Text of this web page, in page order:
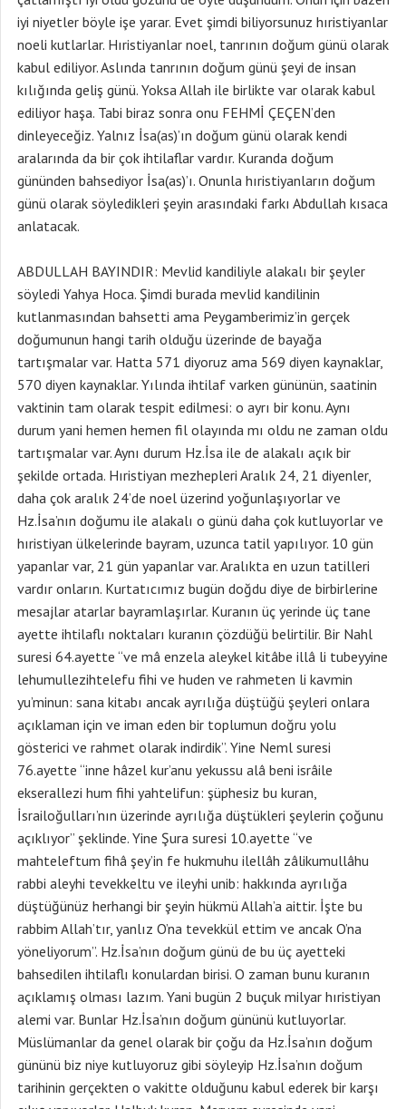
iyi niyetler böyle işe yarar. Evet şimdi biliyorsunuz hıristiyanlar
noeli kutlarlar. Hıristiyanlar noel, tanrının doğum günü olarak
kabul ediliyor. Aslında tanrının doğum günü şeyi de insan
kılığında geliş günü. Yoksa Allah ile birlikte var olarak kabul
ediliyor haşa. Tabi biraz sonra onu FEHMİ ÇEÇEN’den
dinleyeceğiz. Yalnız İsa(as)’ın doğum günü olarak kendi
aralarında da bir çok ihtilaflar vardır. Kuranda doğum
gününden bahsediyor İsa(as)’ı. Onunla hıristiyanların doğum
günü olarak söyledikleri şeyin arasındaki farkı Abdullah kısaca
anlatacak.
ABDULLAH BAYINDIR: Mevlid kandiliyle alakalı bir şeyler
söyledi Yahya Hoca. Şimdi burada mevlid kandilinin
kutlanmasından bahsetti ama Peygamberimiz’in gerçek
doğumunun hangi tarih olduğu üzerinde de bayağa
tartışmalar var. Hatta 571 diyoruz ama 569 diyen kaynaklar,
570 diyen kaynaklar. Yılında ihtilaf varken gününün, saatinin
vaktinin tam olarak tespit edilmesi: o ayrı bir konu. Aynı
durum yani hemen hemen fil olayında mı oldu ne zaman oldu
tartışmalar var. Aynı durum Hz.İsa ile de alakalı açık bir
şekilde ortada. Hıristiyan mezhepleri Aralık 24, 21 diyenler,
daha çok aralık 24’de noel üzerind yoğunlaşıyorlar ve
Hz.İsa’nın doğumu ile alakalı o günü daha çok kutluyorlar ve
hıristiyan ülkelerinde bayram, uzunca tatil yapılıyor. 10 gün
yapanlar var, 21 gün yapanlar var. Aralıkta en uzun tatilleri
vardır onların. Kurtatıcımız bugün doğdu diye de birbirlerine
mesajlar atarlar bayramlaşırlar. Kuranın üç yerinde üç tane
ayette ihtilaflı noktaları kuranın çözdüğü belirtilir. Bir Nahl
suresi 64.ayette “ve mâ enzela aleykel kitâbe illâ li tubeyyine
lehumullezihtelefu fihi ve huden ve rahmeten li kavmin
yu’minun: sana kitabı ancak ayrılığa düştüğü şeyleri onlara
açıklaman için ve iman eden bir toplumun doğru yolu
gösterici ve rahmet olarak indirdik”. Yine Neml suresi
76.ayette “inne hâzel kur’anu yekussu alâ beni isrâile
ekserallezi hum fihi yahtelifun: şüphesiz bu kuran,
İsrailoğulları’nın üzerinde ayrılığa düştükleri şeylerin çoğunu
açıklıyor” şeklinde. Yine Şura suresi 10.ayette “ve
mahteleftum fihâ şey’in fe hukmuhu ilellâh zâlikumullâhu
rabbi aleyhi tevekkeltu ve ileyhi unib: hakkında ayrılığa
düştüğünüz herhangi bir şeyin hükmü Allah’a aittir. İşte bu
rabbim Allah’tır, yanlız O’na tevekkül ettim ve ancak O’na
yöneliyorum”. Hz.İsa’nın doğum günü de bu üç ayetteki
bahsedilen ihtilaflı konulardan birisi. O zaman bunu kuranın
açıklamış olması lazım. Yani bugün 2 buçuk milyar hıristiyan
alemi var. Bunlar Hz.İsa’nın doğum gününü kutluyorlar.
Müslümanlar da genel olarak bir çoğu da Hz.İsa’nın doğum
gününü biz niye kutluyoruz gibi söyleyip Hz.İsa’nın doğum
tarihinin gerçekten o vakitte olduğunu kabul ederek bir karşı